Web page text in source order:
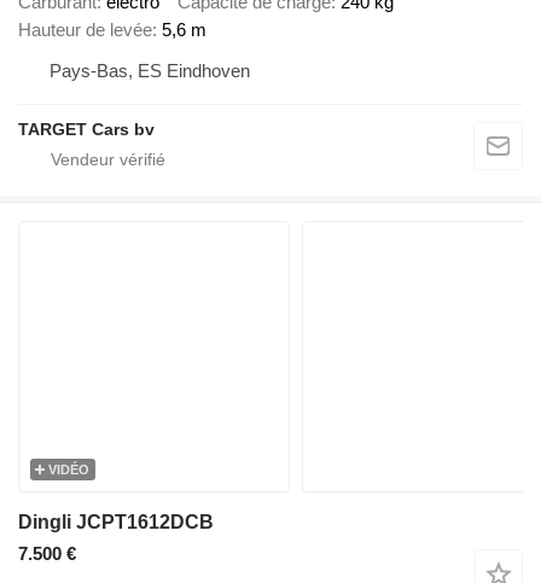
Hauteur de levée 5,6 m
Pays-Bas, ES Eindhoven
TARGET Cars bv
VIDÉO
Dingli JCPT1612DCB
7.500 €